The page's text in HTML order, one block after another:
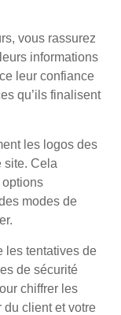
vous rassurez
informations
leur confiance
qu’ils finalisent
les logos des
site. Cela
options
modes de
les tentatives de
de sécurité
chiffrer les
client et votre